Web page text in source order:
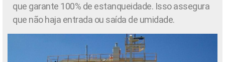
que garante 100% de estanqueidade. Isso assegura
que não haja entrada ou saída de umidade.